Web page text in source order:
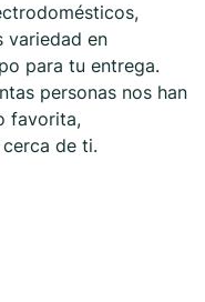
variedad en
para tu entrega.
personas nos han
favorita,
de ti.